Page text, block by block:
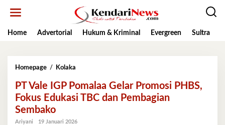
Home
Advertorial Hukum & Kriminal Evergreen Sultra
Homepage / Kolaka
IGP
Pomalaa
Gelar
PHBS,
PT Vale IGP Pomalaa Gelar Promosi PHBS,
Fokus Edukasi TBC dan Pembagian
Sembako
Ariyani
19 Januari 2026